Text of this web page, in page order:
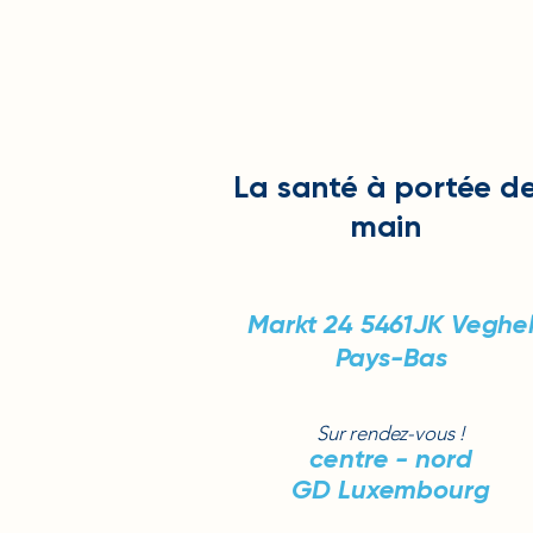
La santé à portée
main
Markt 24 5461JK Veghel
Pays-Bas
Sur rendez-vous !
centre - nord
GD Luxembourg